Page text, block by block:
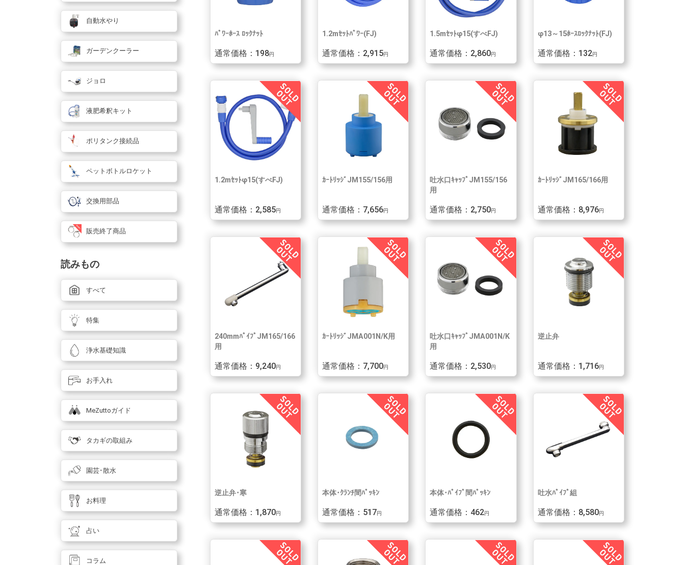
ﾊﾟﾜｰﾎｰｽ ﾛｯｸﾅｯﾄ
通常価格：198円
1.2mｾｯﾄﾊﾟﾜｰ(FJ)
通常価格：2,915円
1.5mｾｯﾄφ15(すべFJ)
通常価格：2,860円
φ13～15ﾎｰｽﾛｯｸﾅｯﾄ(FJ)
通常価格：132円
1.2mｾｯﾄφ15(すべFJ)
通常価格：2,585円
ｶｰﾄﾘｯｼﾞJM155/156用
通常価格：7,656円
吐水口ｷｬｯﾌﾟJM155/156
用
通常価格：2,750円
ｶｰﾄﾘｯｼﾞJM165/166用
通常価格：8,976円
240mmﾊﾟｲﾌﾟJM165/166
用
通常価格：9,240円
ｶｰﾄﾘｯｼﾞJMA001N/K用
通常価格：7,700円
吐水口ｷｬｯﾌﾟJMA001N/K
用
通常価格：2,530円
逆止弁
通常価格：1,716円
逆止弁･寒
通常価格：1,870円
本体･ｸﾗﾝﾁ間ﾊﾟｯｷﾝ
通常価格：517円
本体･ﾊﾟｲﾌﾟ間ﾊﾟｯｷﾝ
通常価格：462円
吐水ﾊﾟｲﾌﾟ組
通常価格：8,580円
自動水やり
ガーデンクーラー
ジョロ
液肥希釈キット
ポリタンク接続品
ペットボトルロケット
交換用部品
販売終了商品
読みもの
すべて
特集
浄水基礎知識
お手入れ
MeZuttoガイド
タカギの取組み
園芸･散水
お料理
占い
コラム